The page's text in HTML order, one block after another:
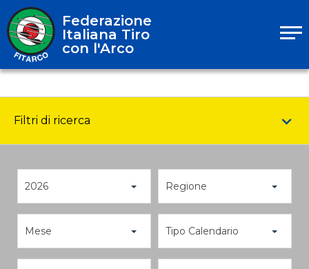
Federazione
Italiana Tiro
con l'Arco
Filtri di ricerca
2026 Regione
Mese Tipo Calendario